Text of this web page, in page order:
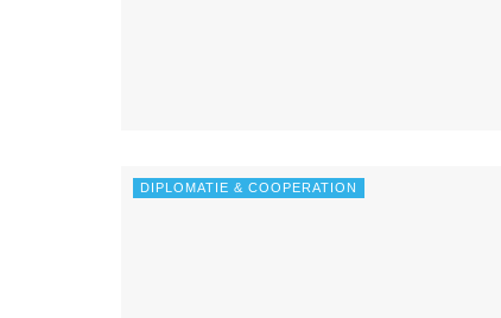
DIPLOMATIE & COOPERATION